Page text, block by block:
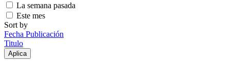
La semana pasada
Este mes
Sort by
Fecha Publicación
Titulo